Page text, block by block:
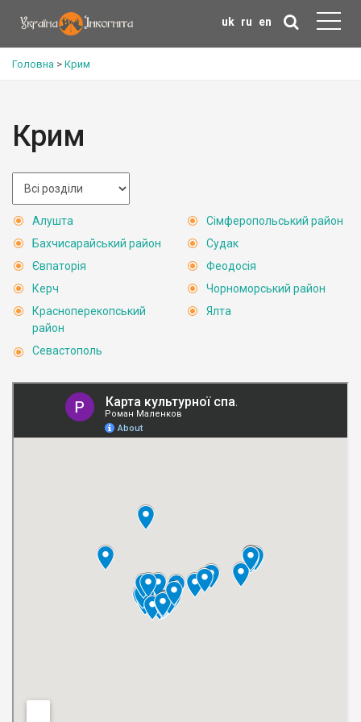
uk ru en
Головна > Крим
Крим
Алушта
Бахчисарайський район
Євпаторія
Керч
Красноперекопський
район
Севастополь
Сімферопольський район
Судак
Феодосія
Чорноморський район
Ялта